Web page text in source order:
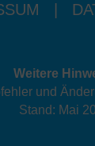
Weitere
und
Stand: Mai